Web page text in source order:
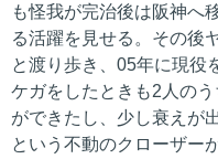
も怪我が完治後は阪神へ
る活躍を見せる。その後
と渡り歩き、05年に現役
ケガをしたときも2人の
ができたし、少し衰えが
という不動のクローザー